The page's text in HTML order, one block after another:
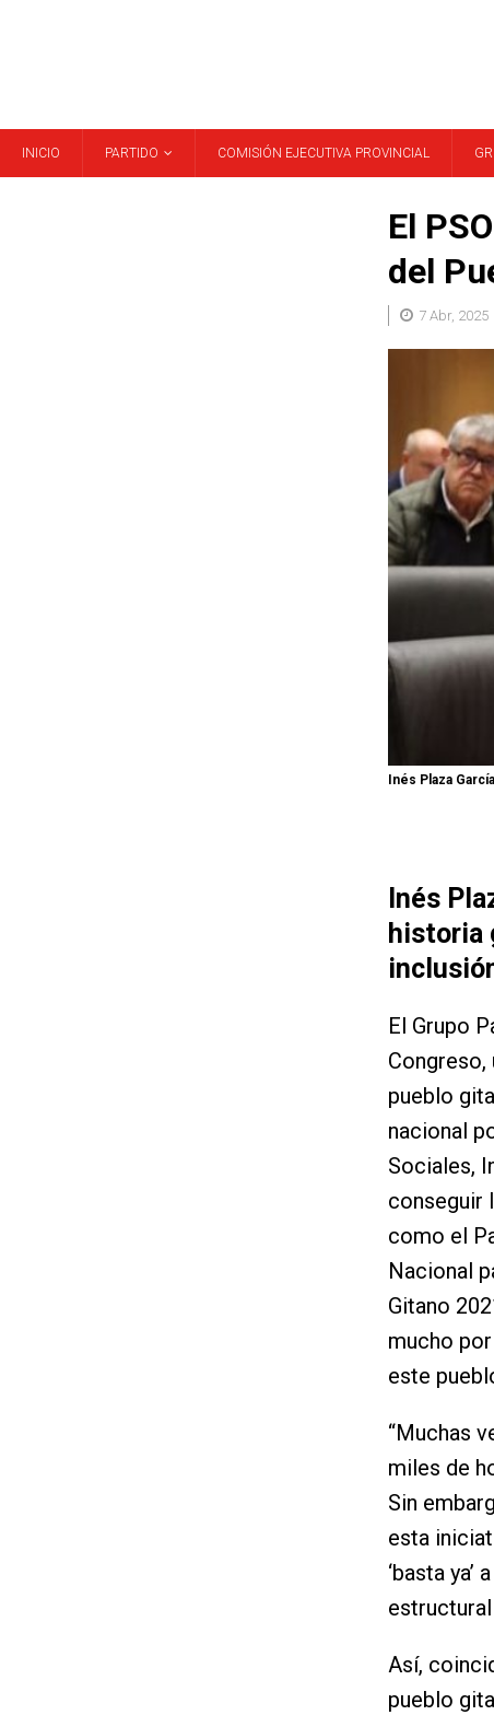
INICIO PARTIDO COMISIÓN EJECUTIVA PROVINCIAL
El
del
7 Abr, 2025
Inés Plaza
Inés
historia
El Grupo
pueblo
nacional
Sociales,
conseguir
como el
Nacional
Gitano
mucho
este
“Muchas
miles de
Sin
esta
‘basta
Así,
pueblo